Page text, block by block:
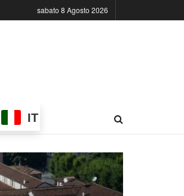
sabato 8 Agosto 2026
IT